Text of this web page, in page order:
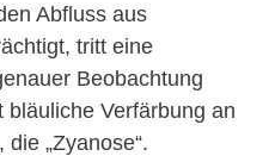
Abfluss aus
tritt eine
Beobachtung
Verfärbung an
„Zyanose“.